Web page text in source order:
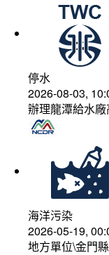
停水
2026-08-03,
辦理龍潭給水
海洋污染
2026-05-19,
地方單位\金門